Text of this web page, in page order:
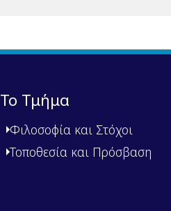
Το Τμήμα
Φιλοσοφία και Στόχοι
Τοποθεσία και Πρόσβαση